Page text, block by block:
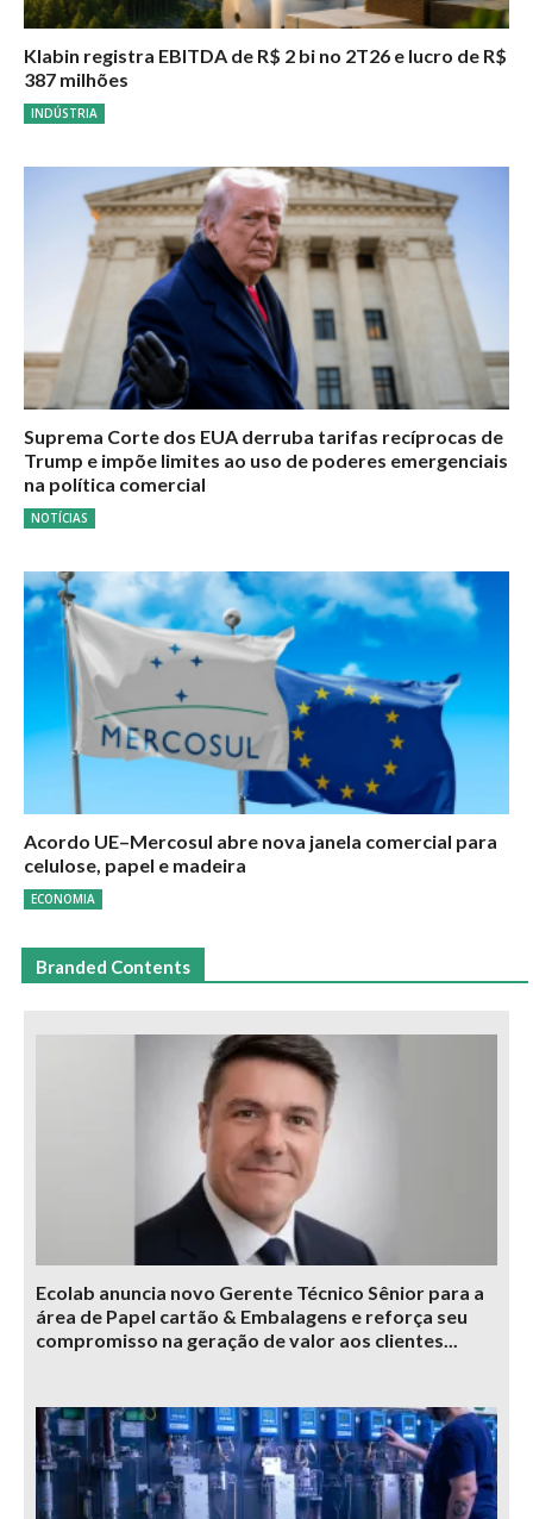
Klabin registra EBITDA de R$ 2 bi no 2T26 e lucro de R$
387 milhões
INDÚSTRIA
Suprema Corte dos EUA derruba tarifas recíprocas de
Trump e impõe limites ao uso de poderes emergenciais
na política comercial
NOTÍCIAS
Acordo UE–Mercosul abre nova janela comercial para
celulose, papel e madeira
ECONOMIA
Branded Contents
Ecolab anuncia novo Gerente Técnico Sênior para a
área de Papel cartão & Embalagens e reforça seu
compromisso na geração de valor aos clientes...